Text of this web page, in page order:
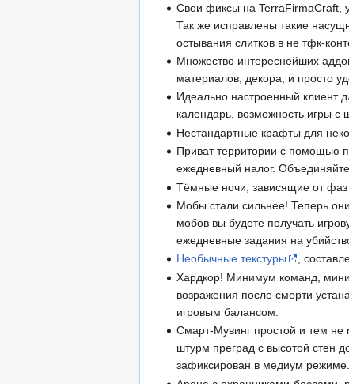
Свои фиксы на TerraFirmaCraft,
Так же исправлены такие
остывания слитков в не тфк-
Множество интереснейших
материалов, декора, и просто
Идеально настроенный клиент
календарь, возможность игры
Нестандартные крафты для
Приват территории с помощью
ежедневный налог.
Тёмные ночи, зависящие от
Мобы стали сильнее! Теперь
мобов вы будете получать
ежедневные задания на
Необычные текстуры
,
Хардкор! Минимум команд,
возражения после смерти
игровым балансом.
Смарт-Мувинг простой и тем
штурм преград с высотой стен
зафиксирован в медиум